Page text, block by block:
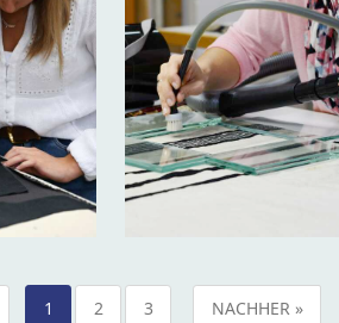
1 2 3 NACHHER »